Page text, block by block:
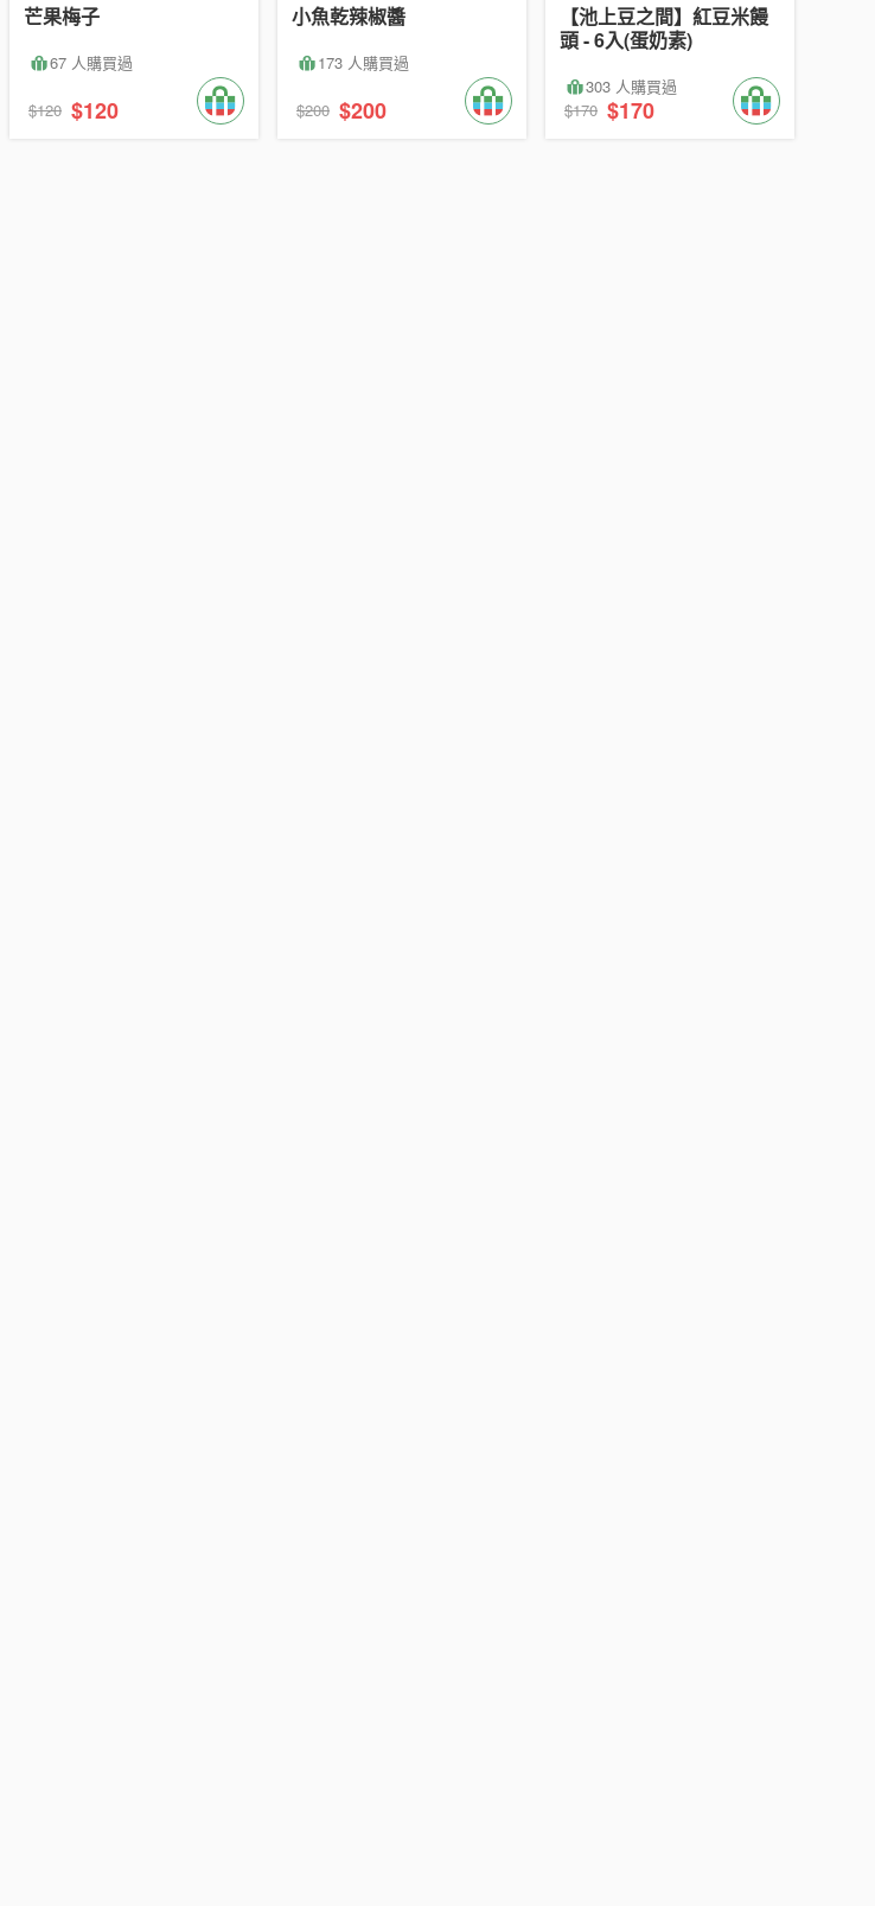
芒果梅子
67 人購買過
$120 $120
小魚乾辣椒醬
173 人購買過
$200 $200
【池上豆之間】紅豆米饅
頭 - 6入(蛋奶素)
303 人購買過
$170 $170